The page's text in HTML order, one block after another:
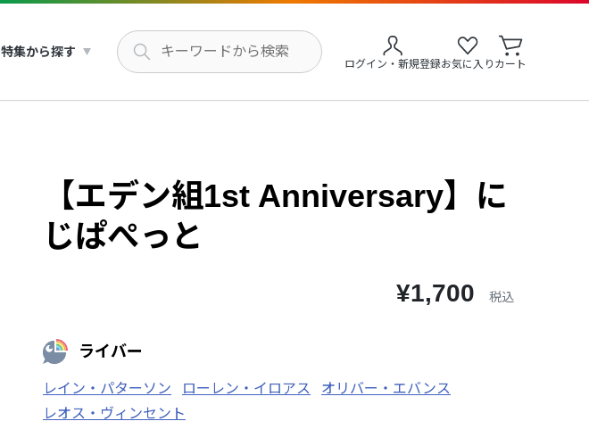
特集から探す
ログイン・新規登録お気に入り カート
【エデン組1st Anniversary】に
じぱぺっと
¥1,700 税込
ライバー
レイン・パターソン ローレン・イロアス
オリバー・エバンス
レオス・ヴィンセント